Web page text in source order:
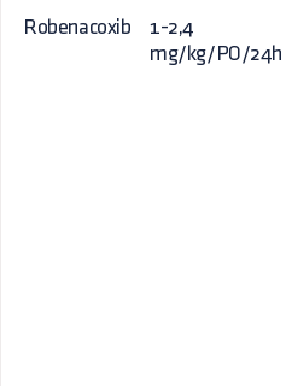
Robenacoxib
1-2,4
mg/kg/PO/24h